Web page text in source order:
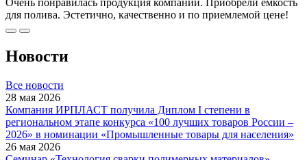
для полива. Эстетично, качественно и по приемлемой цене!
Новости
Все новости
28 мая 2026
Компания ИРПЛАСТ получила Диплом I степени в
региональном этапе конкурса «100 лучших товаров России –
2026» в номинации «Промышленные товары для населения»
26 мая 2026